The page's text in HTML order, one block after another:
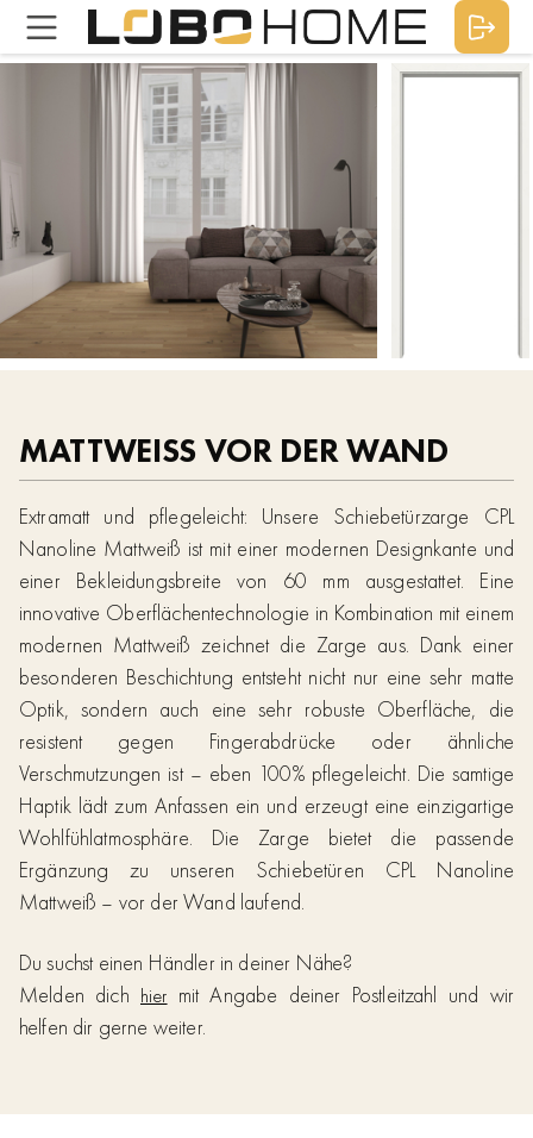
MATTWEISS VOR DER WAND
Extramatt und pflegeleicht: Unsere Schiebetürzarge CPL
Nanoline Mattweiß ist mit einer modernen Designkante und
einer Bekleidungsbreite von 60 mm ausgestattet. Eine
innovative Oberflächentechnologie in Kombination mit einem
modernen Mattweiß zeichnet die Zarge aus. Dank einer
besonderen Beschichtung entsteht nicht nur eine sehr matte
Optik, sondern auch eine sehr robuste Oberfläche, die
resistent gegen Fingerabdrücke oder ähnliche
Verschmutzungen ist – eben 100% pflegeleicht. Die samtige
Haptik lädt zum Anfassen ein und erzeugt eine einzigartige
Wohlfühlatmosphäre. Die Zarge bietet die passende
Ergänzung zu unseren Schiebetüren CPL Nanoline
Mattweiß – vor der Wand laufend.
Du suchst einen Händler in deiner Nähe?
Melden dich hier mit Angabe deiner Postleitzahl und wir
helfen dir gerne weiter.